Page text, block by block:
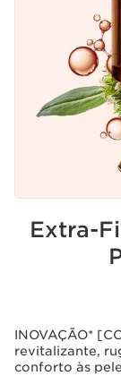
A
serviço e a
informações,
Youtube e da
Extra-
INOVAÇÃO*
revitalizante,
conforto às